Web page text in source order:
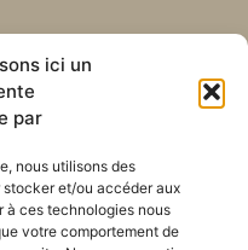
ici un
par
nous utilisons des
et/ou accéder aux
à ces technologies nous
votre comportement de
Liens utiles
Envoyez-nous votre
Plan du site